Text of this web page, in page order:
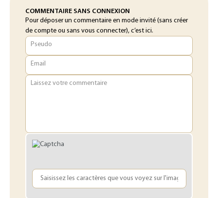
COMMENTAIRE SANS CONNEXION
Pour déposer un commentaire en mode invité (sans créer
de compte ou sans vous connecter), c’est ici.
Pseudo
Email
Laissez votre commentaire